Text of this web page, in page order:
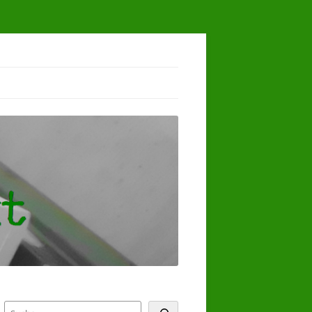
Suchen